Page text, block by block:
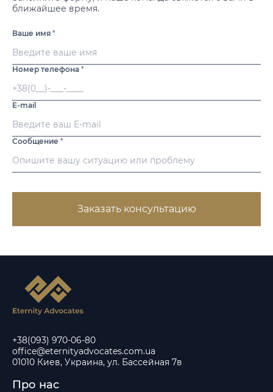
ближайшее время.
Ваше имя *
Номер телефона *
E-mail
Сообщение *
Заказать консультацию
+38(093) 970-06-80
office@eternityadvocates.com.ua
01010 Киев, Украина, ул. Бассейная 7в
Про нас